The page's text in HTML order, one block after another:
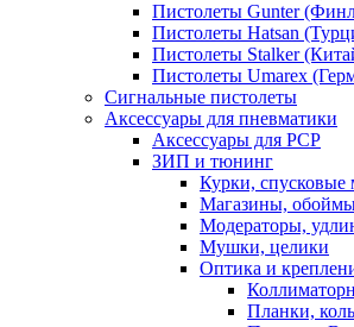
Пистолеты Gunter
Пистолеты Hatsan
Пистолеты Stalker
Пистолеты Umarex
Сигнальные пистолеты
Аксессуары для пневматики
Аксессуары для PCP
ЗИП и тюнинг
Курки, спусковые
Магазины,
Модераторы,
Мушки, целики
Оптика и
Планки,